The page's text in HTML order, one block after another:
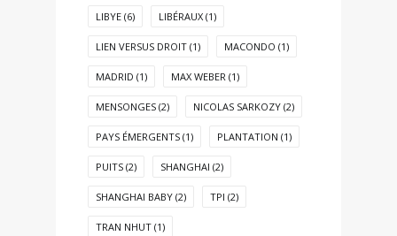
LIBYE (6) LIBÉRAUX (1)
LIEN VERSUS DROIT (1) MACONDO (1)
MADRID (1) MAX WEBER (1)
MENSONGES (2) NICOLAS SARKOZY (2)
PAYS ÉMERGENTS (1) PLANTATION (1)
PUITS (2) SHANGHAI (2)
SHANGHAI BABY (2) TPI (2)
TRAN NHUT (1)